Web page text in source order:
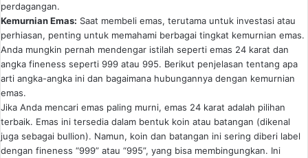
perdagangan.
Kemurnian Emas: Saat membeli emas, terutama untuk investasi atau
perhiasan, penting untuk memahami berbagai tingkat kemurnian emas.
Anda mungkin pernah mendengar istilah seperti emas 24 karat dan
angka fineness seperti 999 atau 995. Berikut penjelasan tentang apa
arti angka-angka ini dan bagaimana hubungannya dengan kemurnian
emas.
Jika Anda mencari emas paling murni, emas 24 karat adalah pilihan
terbaik. Emas ini tersedia dalam bentuk koin atau batangan (dikenal
juga sebagai bullion). Namun, koin dan batangan ini sering diberi label
dengan fineness “999” atau “995”, yang bisa membingungkan. Ini